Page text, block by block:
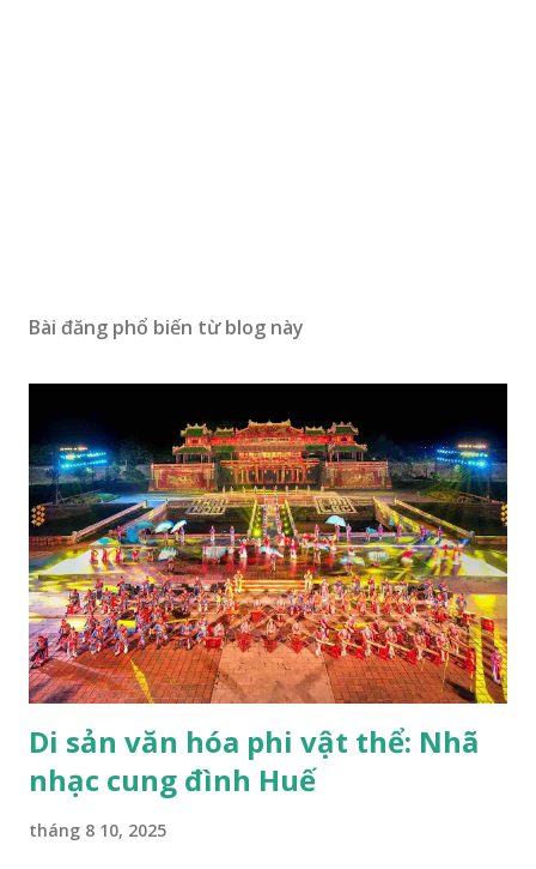
Bài đăng phổ biến từ blog này
Di sản văn hóa phi vật thể: Nhã
nhạc cung đình Huế
tháng 8 10, 2025